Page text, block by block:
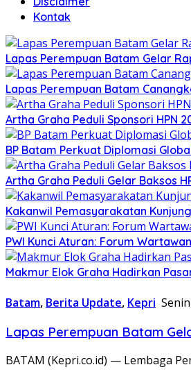
Kontak
Lapas Perempuan Batam Gelar
Lapas Perempuan Batam
Artha Graha Peduli Sponsori HPN
BP Batam Perkuat Diplomasi
Artha Graha Peduli Gelar Baksos
Kakanwil Pemasyarakatan
PWI Kunci Aturan: Forum
Makmur Elok Graha Hadirkan
Batam, Berita Update, Kepri
Lapas Perempuan Batam
BATAM (Kepri.co.id) — Lembaga